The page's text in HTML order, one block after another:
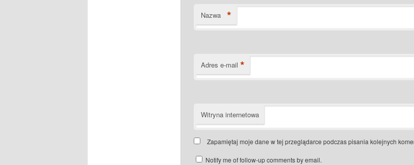
Nazwa *
Adres e-mail *
Witryna internetowa
Zapamiętaj moje dane w tej przeglądarce podczas pisania kolejnych
Notify me of follow-up comments by email.